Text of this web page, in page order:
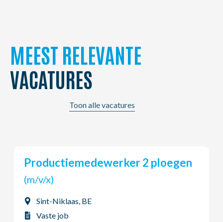
MEEST RELEVANTE
VACATURES
Toon alle vacatures
ploegen Technisch magazijnier